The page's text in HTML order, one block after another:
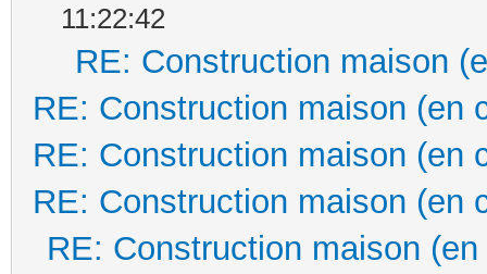
11:22:42
RE: Construction maison
RE: Construction maison (en
RE: Construction maison (en
RE: Construction maison (en
RE: Construction maison